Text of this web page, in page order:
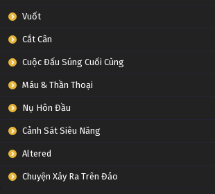
Vuốt
Cắt Cân
Cuộc Đấu Súng Cuối Cùng
Máu & Thần Thoại
Nụ Hôn Đầu
Cảnh Sát Siêu Năng
Altered
Chuyện Xảy Ra Trên Đảo